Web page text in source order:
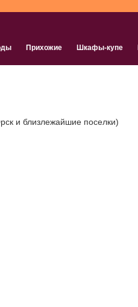
Прихожие Шкафы-купе
и близлежайшие поселки)